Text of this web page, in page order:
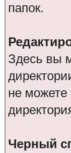
папок.
Здесь вы
не
Черный